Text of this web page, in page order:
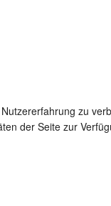
zu
der Seite zur